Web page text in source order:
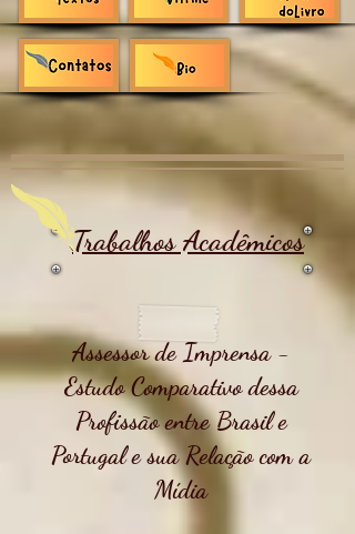
Trabalhos Acadêmicos
Assessor de Imprensa -
Estudo Comparativo dessa
Profissão entre Brasil e
Portugal e sua Relação com a
Mídia